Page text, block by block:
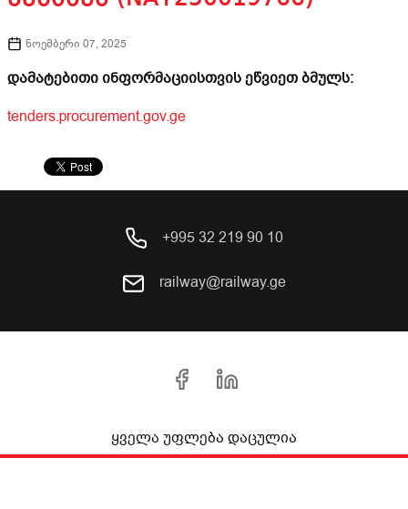
ნოემბერი 07, 2025
დამატებითი ინფორმაციისთვის ეწვიეთ ბმულს:
tenders.procurement.gov.ge
+995 32 219 90 10
railway@railway.ge
ყველა უფლება დაცულია